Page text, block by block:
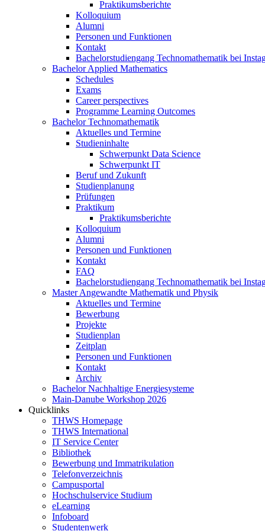
Praktikumsberichte
Kolloquium
Alumni
Personen und Funktionen
Kontakt
Bachelorstudiengang Technomathematik bei
Bachelor Applied Mathematics
Schedules
Exams
Career perspectives
Programme Learning Outcomes
Bachelor Technomathematik
Aktuelles und Termine
Studieninhalte
Schwerpunkt Data Science
Schwerpunkt IT
Beruf und Zukunft
Studienplanung
Prüfungen
Praktikum
Praktikumsberichte
Kolloquium
Alumni
Personen und Funktionen
Kontakt
FAQ
Bachelorstudiengang Technomathematik bei
Master Angewandte Mathematik und Physik
Aktuelles und Termine
Bewerbung
Projekte
Studienplan
Zeitplan
Personen und Funktionen
Kontakt
Archiv
Bachelor Nachhaltige Energiesysteme
Main-Danube Workshop 2026
Quicklinks
THWS Homepage
THWS International
IT Service Center
Bibliothek
Bewerbung und Immatrikulation
Telefonverzeichnis
Campusportal
Hochschulservice Studium
eLearning
Infoboard
Studentenwerk